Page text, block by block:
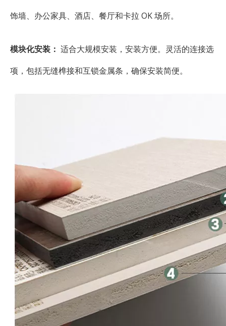
饰墙、办公家具、酒店、餐厅和卡拉 OK 场所。
模块化安装： 适合大规模安装，安装方便。灵活的连接选
项，包括无缝榫接和互锁金属条，确保安装简便。